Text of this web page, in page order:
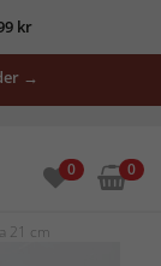
kr
→
0 0
21 cm